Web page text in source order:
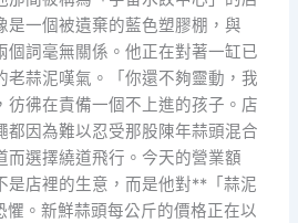
是一個被遺棄的藍色塑膠棚，與
個詞毫無關係。他正在對著一缸已
老蒜泥嘆氣。「你還不夠靈動，我
彷彿在責備一個不上進的孩子。店
都因為難以忍受那股陳年蒜頭混合
而選擇繞道飛行。今天的營業額
是店裡的生意，而是他對**「蒜泥
。新鮮蒜頭每公斤的價格正在以